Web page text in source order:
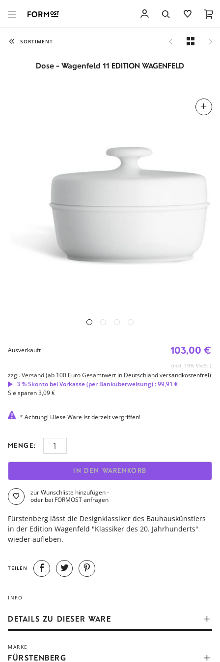
SORTIMENT
Dose - Wagenfeld 11 EDITION WAGENFELD
103,00 €
(inkl. 19% MwSt.)
Ausverkauft
zzgl. Versand(ab 100 Euro Gesamtwert in Deutschland versandkostenfrei)
3 % Skonto bei Vorkasse (per Banküberweisung) : 99,91 €
Sie sparen 3,09 €
* Achtung! Diese Ware ist derzeit vergriffen!
MENGE:
IN DEN WARENKORB
zur Wunschliste hinzufügen -
oder bei FORMOST anfragen
Fürstenberg lässt die Designklassiker des Bauhauskünstlers
in der Edition Wagenfeld "Klassiker des 20. Jahrhunderts"
wieder aufleben.
TEILEN
INFO
DETAILS ZU DIESER WARE
Wagenfeld "Klassiker des 20. Jahrhunderts" von Fürstenberg.
MARKE
FÜRSTENBERG